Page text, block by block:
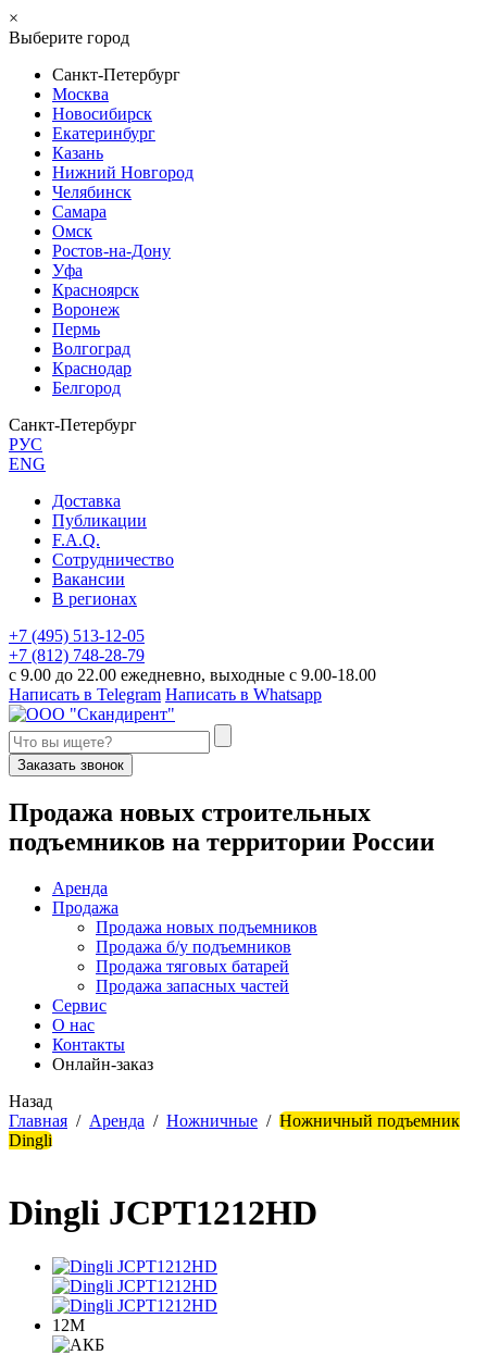
×
Выберите город
Санкт-Петербург
Москва
Новосибирск
Екатеринбург
Казань
Нижний Новгород
Челябинск
Самара
Омск
Ростов-на-Дону
Уфа
Красноярск
Воронеж
Пермь
Волгоград
Краснодар
Белгород
Санкт-Петербург
РУС
ENG
Доставка
Публикации
F.A.Q.
Сотрудничество
Вакансии
В регионах
+7 (495) 513-12-05
+7 (812) 748-28-79
с 9.00 до 22.00 ежедневно, выходные с 9.00-18.00
Написать в Telegram Написать в Whatsapp
Заказать звонок
Продажа новых строительных
подъемников на территории России
Аренда
Продажа
Продажа новых подъемников
Продажа б/у подъемников
Продажа тяговых батарей
Продажа запасных частей
Сервис
О нас
Контакты
Онлайн-заказ
Назад
Главная / Аренда / Ножничные / Ножничный подъемник
Dingli
Dingli JCPT1212HD
12М